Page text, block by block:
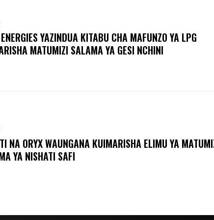
YAZINDUA KITABU CHA MAFUNZO YA LPG
MATUMIZI SALAMA YA GESI NCHINI
NA ORYX WAUNGANA KUIMARISHA ELIMU YA
YA NISHATI SAFI